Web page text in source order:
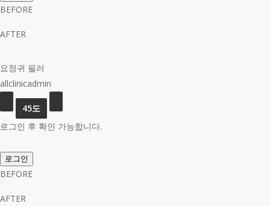
BEFORE
AFTER
요정귀 필러
allclinicadmin
로그인 후 확인 가능합니다.
로그인
BEFORE
AFTER